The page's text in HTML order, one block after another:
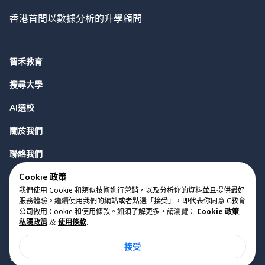
香港首間以數據分析的升學顧問
智禾教育
搜尋大學
AI選校
關於我們
聯絡我們
版權 2023 Cyclopes® •
使用條款
香港銅鑼灣勿地臣街1號時代廣場2座28樓07室
Cookie 政策
我們使用 Cookie 和類似技術進行營銷，以及分析你的資料並且提供最好
服務體驗。繼續使用我們的網站或者點選「接受」，即代表你同意 C教育
公司做用 Cookie 和使用條款。如須了解更多，請瀏覽： Cookie 政策,
私隱政策及 使用條款.
接受